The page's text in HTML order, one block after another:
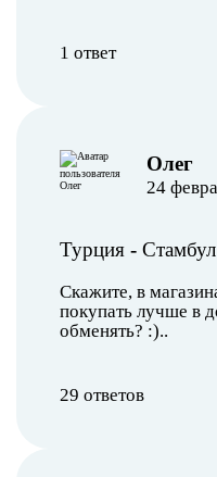
1 ответ
Олег
24
Турция - Стамбул
Скажите, в
покупать лучше в
обменять? :)..
29 ответов